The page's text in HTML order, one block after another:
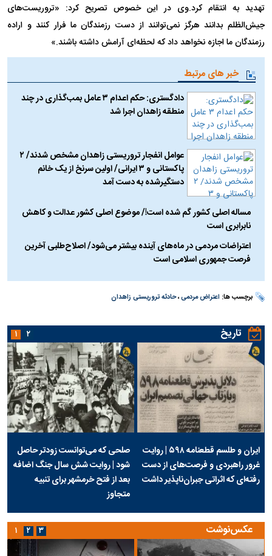
تهدید به انتقام کرد.وی در این خصوص تصریح کرد: «تروریست‌های
جیش‌الظلم بدانند هرگز نمی‌توانند از دست رزمندگان ما فرار کنند و اراده
رزمندگان ما اجازه نخواهد داد که لحظه‌ای آرامش داشته باشند.»
خبر های مرتبط
دادگستری: حکم اعدام ۳ عامل بمب‌گذاری در چند
منطقه زاهدان اجرا شد
عوامل انفجار تروریستی زاهدان مشخص شدند/ ۲
پاکستانی و ۳ ایرانی/ اولین سرنخ از یک خانم
دستگیرشده به دست آمد
مساله اصلی کشور گم شده است!/ موضوع اصلی کشور عدالت و کاهش
نابرابری است
اعتراضات مردمی در ماه‌های آینده بیشتر می‌شود/ اصلاح‌طلبی آخرین
فرصت جمهوری اسلامی است
برچسب ها: اعتراض مردمی،حادثه تروریستی زاهدان
تاریخ
ایران و طلسم قطعنامه ۵۹۸ | روایت
غرور راهبردی و فرصت‌های از دست
رفته‌ای که اثراتی جبران‌ناپذیر داشت
صلحی که می‌توانست زودتر حاصل
شود | روایت شش سال جنگ اضافه
بعد از فتح خرمشهر برای تنبیه
متجاوز
۱ ۲
عکس‌نوشت ۱ ۲ ۳